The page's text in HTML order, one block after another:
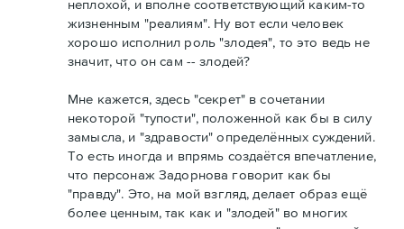
неплохой, и вполне соответствующий каким-то
жизненным "реалиям". Ну вот если человек
хорошо исполнил роль "злодея", то это ведь не
значит, что он сам -- злодей?
Мне кажется, здесь "секрет" в сочетании
некоторой "тупости", положенной как бы в силу
замысла, и "здравости" определённых суждений.
То есть иногда и впрямь создаётся впечатление,
что персонаж Задорнова говорит как бы
"правду". Это, на мой взгляд, делает образ ещё
более ценным, так как и "злодей" во многих